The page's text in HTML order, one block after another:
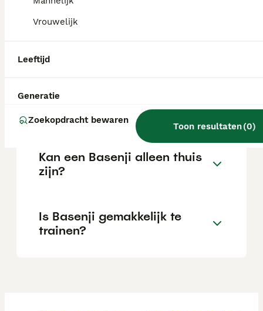
Vrouwelijk
Leeftijd
Generatie
Zoekopdracht bewaren
Toon resultaten(0)
Basenji?
Hoeveel jaar leeft een
Kan een Basenji alleen thuis
zijn?
Is Basenji gemakkelijk te
trainen?